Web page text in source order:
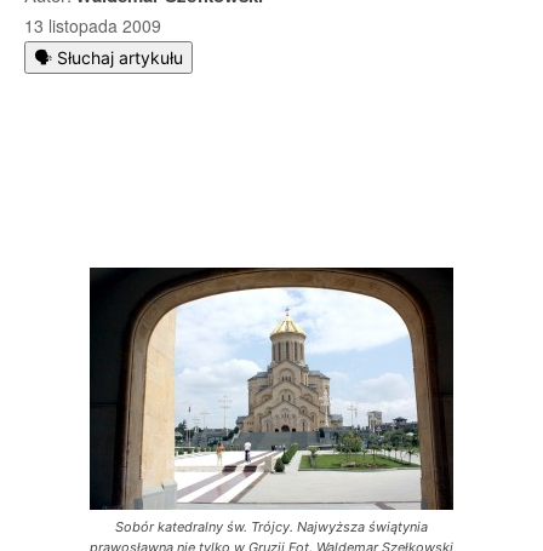
13 listopada 2009
🗣️ Słuchaj artykułu
Sobór katedralny św. Trójcy. Najwyższa świątynia